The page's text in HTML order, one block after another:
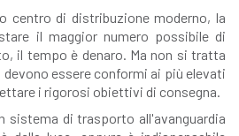
centro di distribuzione moderno, la
il maggior numero possibile di
il tempo è denaro. Ma non si tratta
essere conformi ai più elevati
i rigorosi obiettivi di consegna.
sistema di trasporto all'avanguardia